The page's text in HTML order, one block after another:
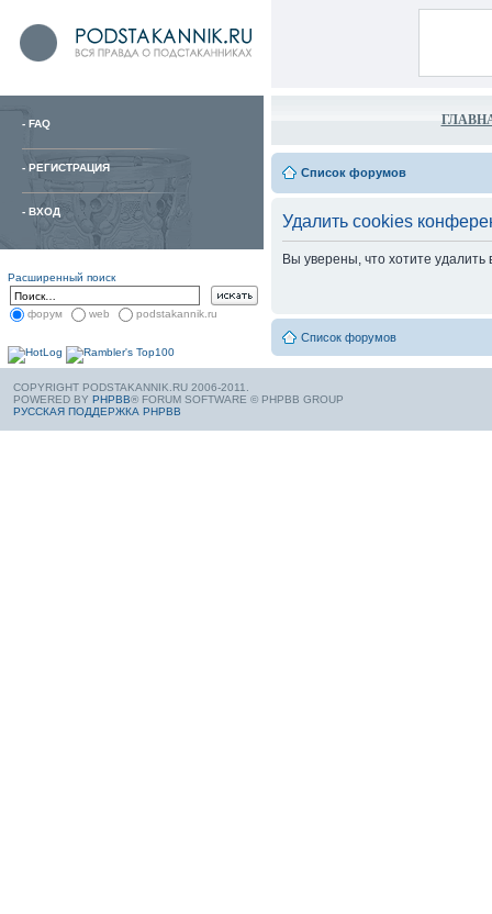
- FAQ
- РЕГИСТРАЦИЯ
- ВХОД
Расширенный поиск
форум web podstakannik.ru
Список форумов
Удалить cookies
Вы уверены, что хотите
Список форумов
COPYRIGHT PODSTAKANNIK.RU 2006-2011.
POWERED BY PHPBB® FORUM SOFTWARE © PHPBB GROUP
РУССКАЯ ПОДДЕРЖКА PHPBB